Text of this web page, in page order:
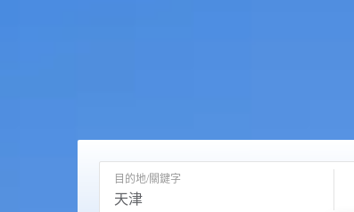
目的地/關鍵字